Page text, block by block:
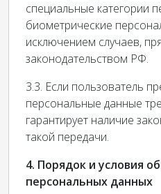
специальные категории
биометрические
исключением случаев,
законодательством РФ.
3.3. Если пользователь
персональные данные
гарантирует наличие
такой передачи.
4. Порядок и условия
персональных данных